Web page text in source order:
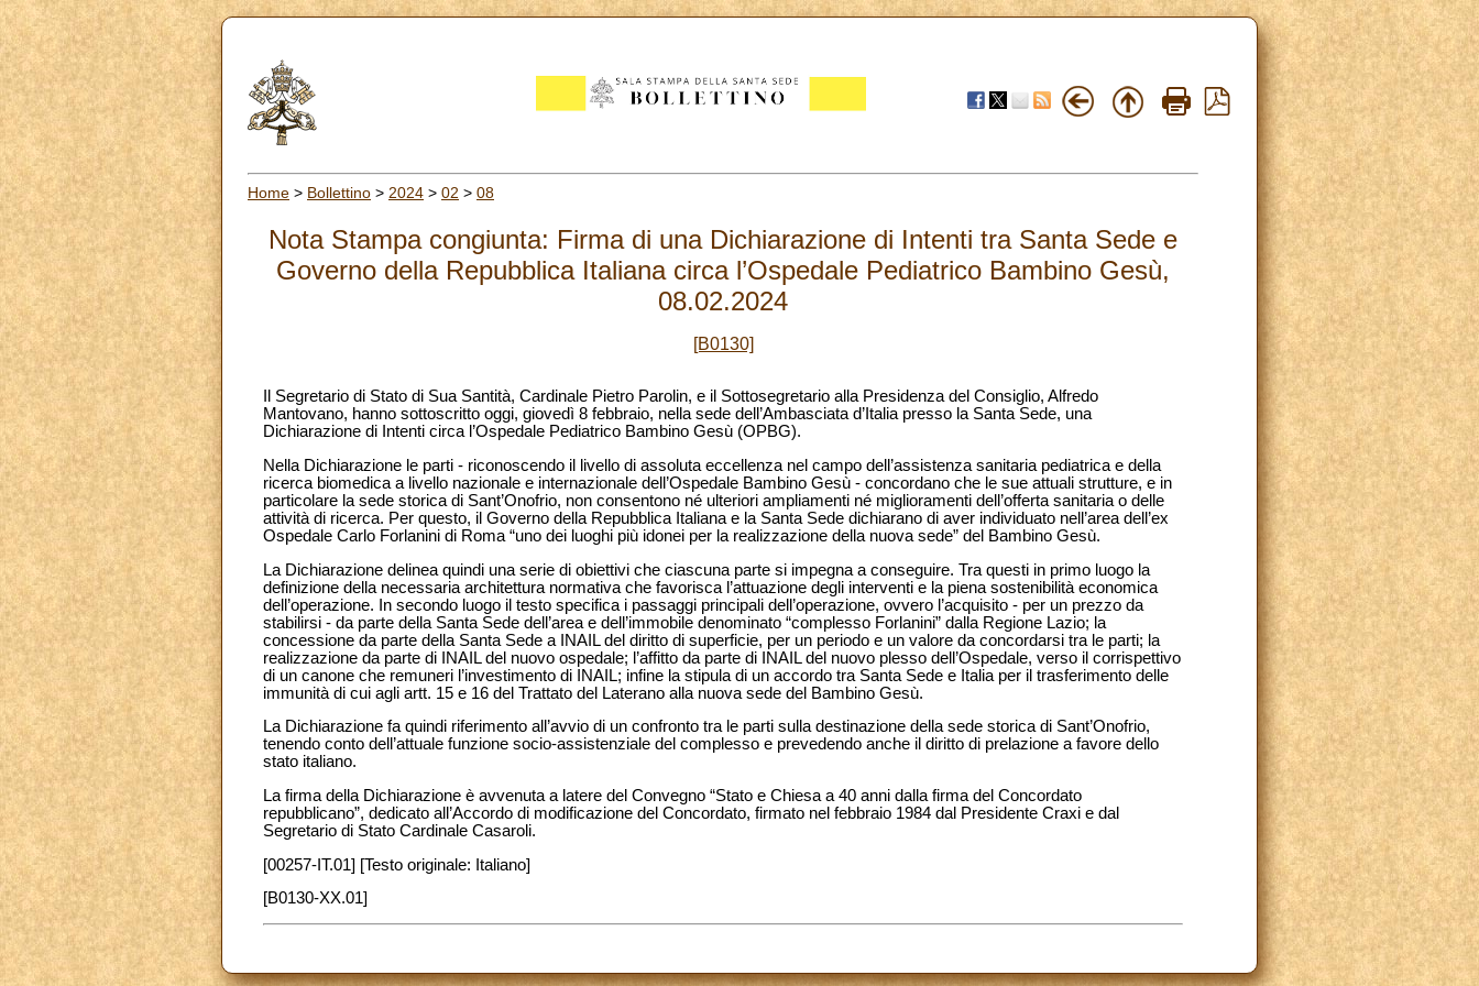
Home > Bollettino > 2024 > 02 > 08
Nota Stampa congiunta: Firma di una Dichiarazione di Intenti tra Santa Sede e
Governo della Repubblica Italiana circa l’Ospedale Pediatrico Bambino Gesù,
08.02.2024
[B0130]
Il Segretario di Stato di Sua Santità, Cardinale Pietro Parolin, e il Sottosegretario alla Presidenza del Consiglio, Alfredo
Mantovano, hanno sottoscritto oggi, giovedì 8 febbraio, nella sede dell’Ambasciata d’Italia presso la Santa Sede, una
Dichiarazione di Intenti circa l’Ospedale Pediatrico Bambino Gesù (OPBG).
Nella Dichiarazione le parti - riconoscendo il livello di assoluta eccellenza nel campo dell’assistenza sanitaria pediatrica e della
ricerca biomedica a livello nazionale e internazionale dell’Ospedale Bambino Gesù - concordano che le sue attuali strutture, e in
particolare la sede storica di Sant’Onofrio, non consentono né ulteriori ampliamenti né miglioramenti dell’offerta sanitaria o delle
attività di ricerca. Per questo, il Governo della Repubblica Italiana e la Santa Sede dichiarano di aver individuato nell’area dell’ex
Ospedale Carlo Forlanini di Roma “uno dei luoghi più idonei per la realizzazione della nuova sede” del Bambino Gesù.
La Dichiarazione delinea quindi una serie di obiettivi che ciascuna parte si impegna a conseguire. Tra questi in primo luogo la
definizione della necessaria architettura normativa che favorisca l’attuazione degli interventi e la piena sostenibilità economica
dell’operazione. In secondo luogo il testo specifica i passaggi principali dell’operazione, ovvero l’acquisito - per un prezzo da
stabilirsi - da parte della Santa Sede dell’area e dell’immobile denominato “complesso Forlanini” dalla Regione Lazio; la
concessione da parte della Santa Sede a INAIL del diritto di superficie, per un periodo e un valore da concordarsi tra le parti; la
realizzazione da parte di INAIL del nuovo ospedale; l’affitto da parte di INAIL del nuovo plesso dell’Ospedale, verso il corrispettivo
di un canone che remuneri l’investimento di INAIL; infine la stipula di un accordo tra Santa Sede e Italia per il trasferimento delle
immunità di cui agli artt. 15 e 16 del Trattato del Laterano alla nuova sede del Bambino Gesù.
La Dichiarazione fa quindi riferimento all’avvio di un confronto tra le parti sulla destinazione della sede storica di Sant’Onofrio,
tenendo conto dell’attuale funzione socio-assistenziale del complesso e prevedendo anche il diritto di prelazione a favore dello
stato italiano.
La firma della Dichiarazione è avvenuta a latere del Convegno “Stato e Chiesa a 40 anni dalla firma del Concordato
repubblicano”, dedicato all’Accordo di modificazione del Concordato, firmato nel febbraio 1984 dal Presidente Craxi e dal
Segretario di Stato Cardinale Casaroli.
[00257-IT.01] [Testo originale: Italiano]
[B0130-XX.01]